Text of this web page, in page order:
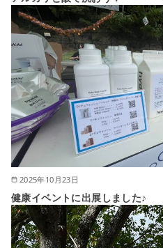
2025年10月23日
健康イベントに出展しました♪